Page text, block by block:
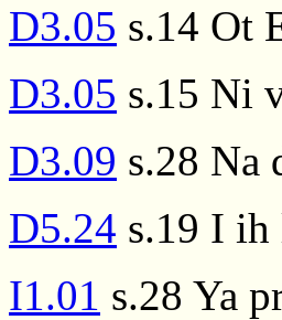
D3.05 s.14 Ot
D3.05 s.15 Ni
D3.09 s.28 Na
D5.24 s.19 I
I1.01 s.28 Ya